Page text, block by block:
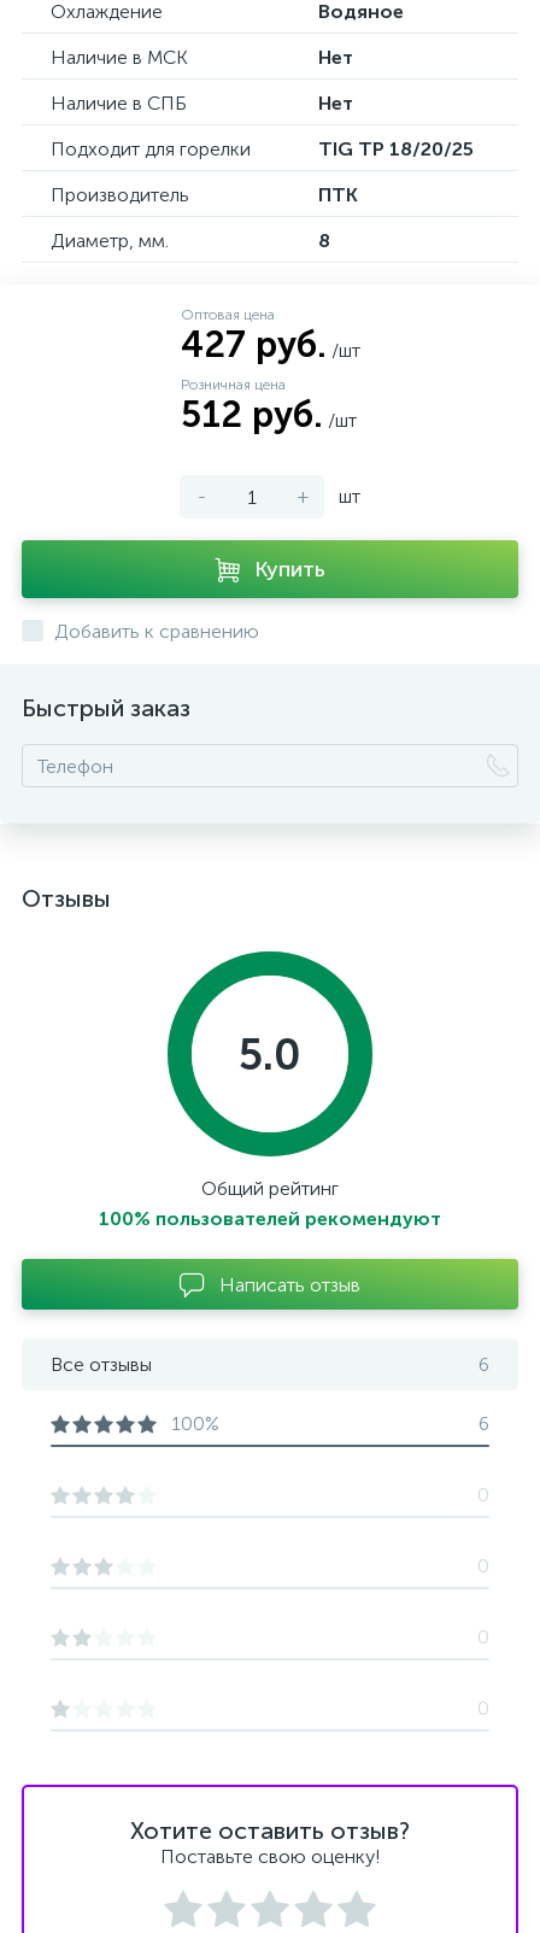
Охлаждение
Водяное
Наличие в МСК
Нет
Наличие в СПБ
Нет
Подходит для горелки
TIG TP 18/20/25
Производитель
ПТК
Диаметр, мм.
8
Оптовая цена
427 руб. /шт
Розничная цена
512 руб. /шт
- + шт
Купить
Добавить к сравнению
Быстрый заказ
Отзывы
Хотите оставить отзыв?
Поставьте свою оценку!
5.0
Общий рейтинг
100% пользователей рекомендуют
Написать отзыв
Все отзывы 6
100% 6
0
0
0
0